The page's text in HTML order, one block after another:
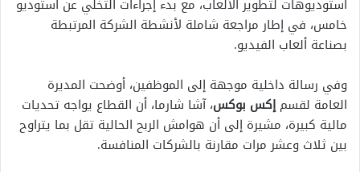
استوديوهات لتطوير الألعاب، مع بدء إجراءات التخلي عن استوديو
خامس، في إطار مراجعة شاملة لأنشطة الشركة المرتبطة
بصناعة ألعاب الفيديو.
وفي رسالة داخلية موجهة إلى الموظفين، أوضحت المديرة
العامة لقسمإكس بوكس، آشا شارما، أن القطاع يواجه تحديات
مالية كبيرة، مشيرة إلى أن هوامش الربح الحالية تقل بما يتراوح
بين ثلاث وعشر مرات مقارنة بالشركات المنافسة.